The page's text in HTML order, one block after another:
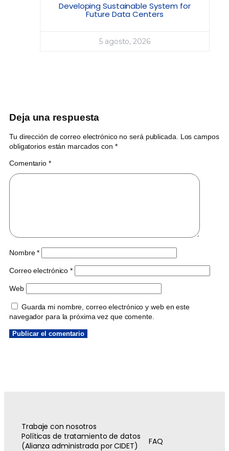
Developing Sustainable System for
Future Data Centers
5 agosto, 2026
Deja una respuesta
Tu dirección de correo electrónico no será publicada.
Los campos
obligatorios están marcados con *
Comentario *
Nombre*
Correo electrónico*
Web
Guarda mi nombre, correo electrónico y web en este
navegador para la próxima vez que comente.
Trabaje con nosotros
Políticas de tratamiento de datos
(Alianza administrada por CIDET)
FAQ